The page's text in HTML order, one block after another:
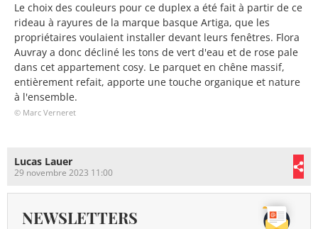
Le choix des couleurs pour ce duplex a été fait à partir de ce
rideau à rayures de la marque basque Artiga, que les
propriétaires voulaient installer devant leurs fenêtres. Flora
Auvray a donc décliné les tons de vert d'eau et de rose pale
dans cet appartement cosy. Le parquet en chêne massif,
entièrement refait, apporte une touche organique et nature
à l'ensemble.
© Marc Verneret
Lucas Lauer
29 novembre 2023 11:00
NEWSLETTERS